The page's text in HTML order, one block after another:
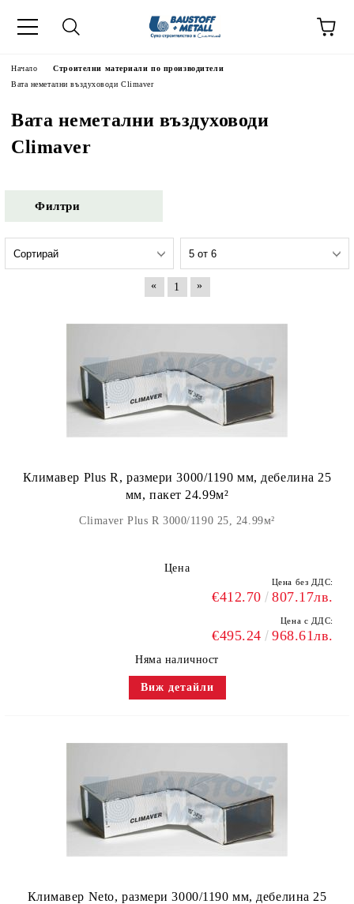
Начало
Строителни материали по производители
Вата неметални въздуховоди Climaver
Вата неметални въздуховоди
Climaver
Филтри
« 1 »
Климавер Plus R, размери 3000/1190 мм, дебелина 25
мм, пакет 24.99м²
Climaver Plus R 3000/1190 25, 24.99м²
Цена
Цена без ДДС:
€412.70 807.17лв.
Цена с ДДС:
€495.24 968.61лв.
Няма наличност
Виж детайли
Климавер Neto, размери 3000/1190 мм, дебелина 25